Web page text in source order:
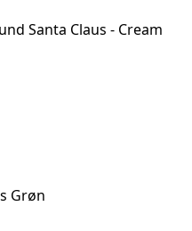
Santa Claus - Cream
Grøn